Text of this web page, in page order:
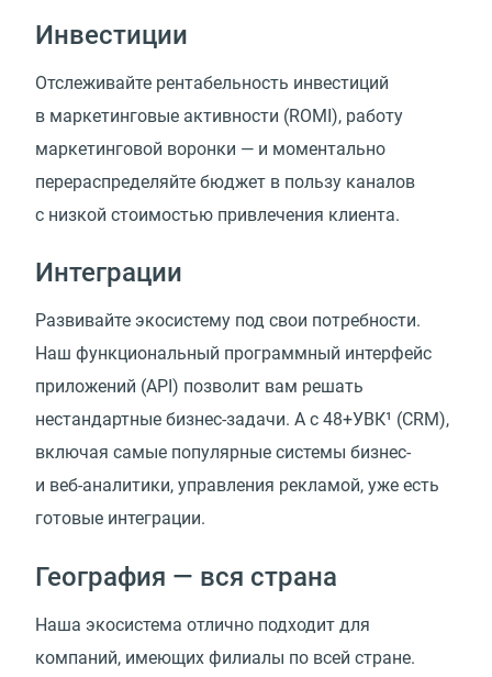
Инвестиции
Отслеживайте рентабельность инвестиций
в маркетинговые активности (ROMI), работу
маркетинговой воронки — и моментально
перераспределяйте бюджет в пользу каналов
с низкой стоимостью привлечения клиента.
Интеграции
Развивайте экосистему под свои потребности.
Наш функциональный программный интерфейс
приложений (API) позволит вам решать
нестандартные бизнес-задачи. А с 48+УВК¹ (CRM),
включая самые популярные системы бизнес-
и веб-аналитики, управления рекламой, уже есть
готовые интеграции.
География — вся страна
Наша экосистема отлично подходит для
компаний, имеющих филиалы по всей стране.